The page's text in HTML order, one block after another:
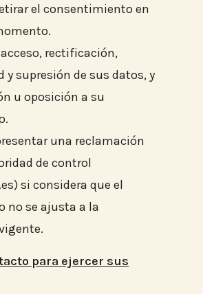
el consentimiento en
acceso, rectificación,
y supresión de sus datos, y
u oposición a su
una reclamación
de control
si considera que el
no se ajusta a la
para ejercer sus